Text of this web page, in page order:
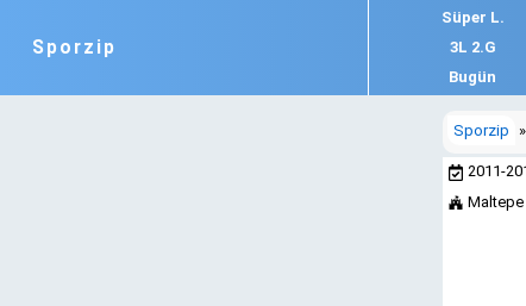
Sporzip
Süper L.
3L 2.G
Bugün
Sporzip »
2011-
Maltepe